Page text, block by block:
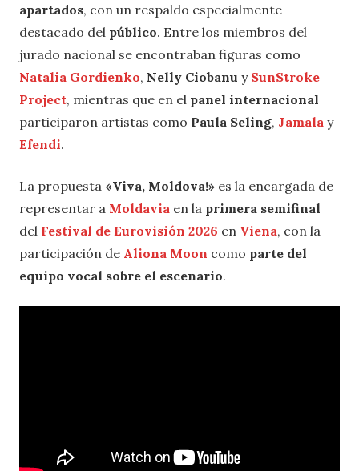
apartados, con un respaldo especialmente
destacado del público. Entre los miembros del
jurado nacional se encontraban figuras como
Natalia Gordienko, Nelly Ciobanu y SunStroke
Project, mientras que en el panel internacional
participaron artistas como Paula Seling, Jamala y
Efendi.
La propuesta «Viva, Moldova!» es la encargada de
representar a Moldavia en la primera semifinal
del Festival de Eurovisión 2026 en Viena, con la
participación de Aliona Moon como parte del
equipo vocal sobre el escenario.